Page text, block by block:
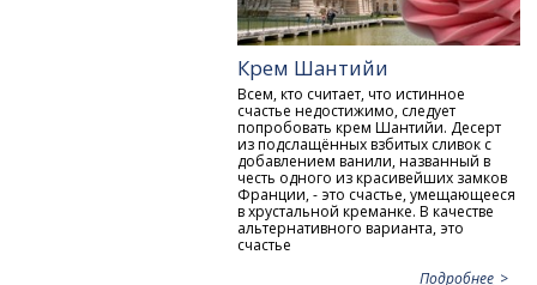
Крем Шантийи
Всем, кто считает, что истинное
счастье недостижимо, следует
попробовать крем Шантийи. Десерт
из подслащённых взбитых сливок с
добавлением ванили, названный в
честь одного из красивейших замков
Франции, - это счастье, умещающееся
в хрустальной креманке. В качестве
альтернативного варианта, это
счастье
Подробнее